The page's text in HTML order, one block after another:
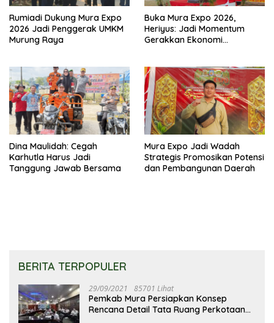
Rumiadi Dukung Mura Expo
2026 Jadi Penggerak UMKM
Murung Raya
Buka Mura Expo 2026,
Heriyus: Jadi Momentum
Gerakkan Ekonomi
Dina Maulidah: Cegah
Karhutla Harus Jadi
Tanggung Jawab Bersama
Mura Expo Jadi Wadah
Strategis Promosikan Potensi
dan Pembangunan Daerah
BERITA TERPOPULER
29/09/2021 85701 Lihat
Pemkab Mura Persiapkan Konsep
Rencana Detail Tata Ruang Perkotaan